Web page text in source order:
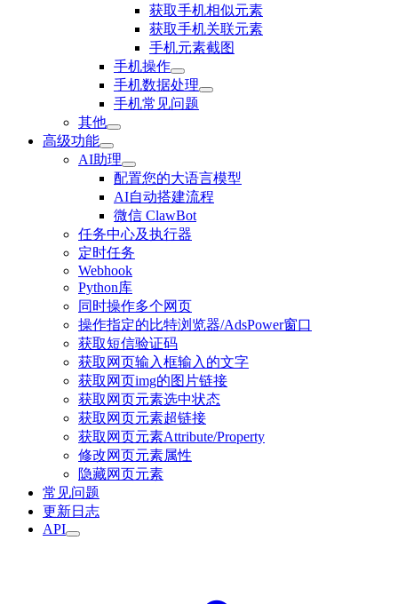
获取手机相似元素
获取手机关联元素
手机元素截图
手机操作
手机数据处理
手机常见问题
其他
高级功能
AI助理
配置您的大语言模型
AI自动搭建流程
微信 ClawBot
任务中心及执行器
定时任务
Webhook
Python库
同时操作多个网页
操作指定的比特浏览器/AdsPower窗口
获取短信验证码
获取网页输入框输入的文字
获取网页img的图片链接
获取网页元素选中状态
获取网页元素超链接
获取网页元素Attribute/Property
修改网页元素属性
隐藏网页元素
常见问题
更新日志
API